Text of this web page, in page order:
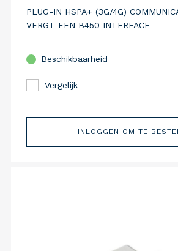
PLUG-IN HSPA+ (3G/4G)
VERGT EEN B450 INTERFACE
Beschikbaarheid
Vergelijk
INLOGGEN OM TE